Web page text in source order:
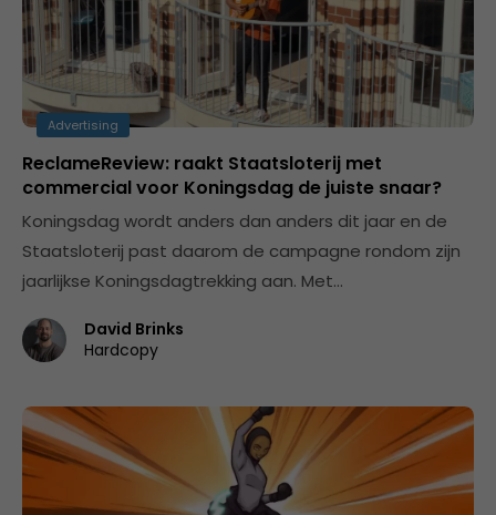
Advertising
ReclameReview: raakt Staatsloterij met
commercial voor Koningsdag de juiste snaar?
Koningsdag wordt anders dan anders dit jaar en de
Staatsloterij past daarom de campagne rondom zijn
jaarlijkse Koningsdagtrekking aan. Met…
David Brinks
Hardcopy